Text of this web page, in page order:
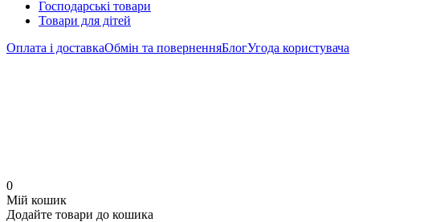
Господарські товари
Товари для дітей
Оплата і доставкаОбмін та поверненняБлогУгода користувача
0
Мій кошик
Додайте товари до кошика